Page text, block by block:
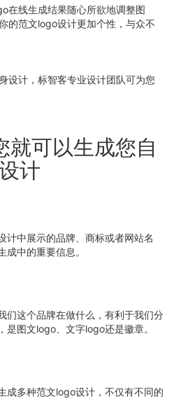
在线生成结果随心所欲地调整图
的范文logo设计更加个性，与众不
设计，标智客专业设计团队可为您
就可以生成您自
计
计中展示的品牌、商标或者网站名
中的重要信息。
们这个品牌在做什么，有利于我们分
是图文logo、文字logo还是徽章。
成多种范文logo设计，不仅有不同的